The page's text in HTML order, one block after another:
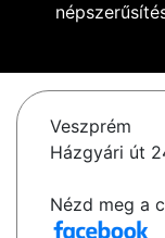
Veszprém
Házgyári út
Nézd meg a